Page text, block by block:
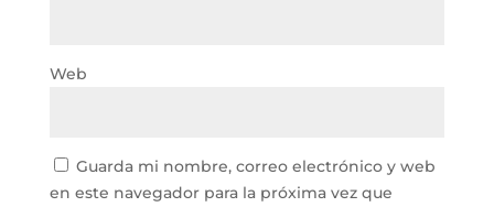
Web
Guarda mi nombre, correo electrónico y web
en este navegador para la próxima vez que